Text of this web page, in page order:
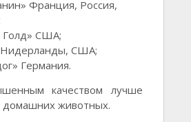
Франция, Россия,
Голд» США;
Нидерланды, США;
Германия.
качеством лучше
домашних животных.